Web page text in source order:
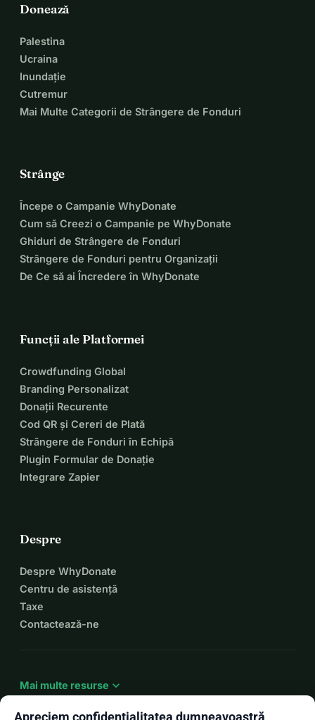
Donează
Palestina
Ucraina
Inundație
Cutremur
Mai Multe Categorii de Strângere de Fonduri
Strânge
Începe o Campanie WhyDonate
Cum să Creezi o Campanie pe WhyDonate
Ghiduri de Strângere de Fonduri
Strângere de Fonduri pentru Organizații
De Ce să ai Încredere în WhyDonate
Funcții ale Platformei
Crowdfunding Global
Branding Personalizat
Donații Recurente
Cod QR și Cereri de Plată
Strângere de Fonduri în Echipă
Plugin Formular de Donație
Integrare Zapier
Despre
Despre WhyDonate
Centru de asistență
Taxe
Contactează-ne
Mai multe resurse expand_more
Apreciem confidențialitatea dumneavoastră